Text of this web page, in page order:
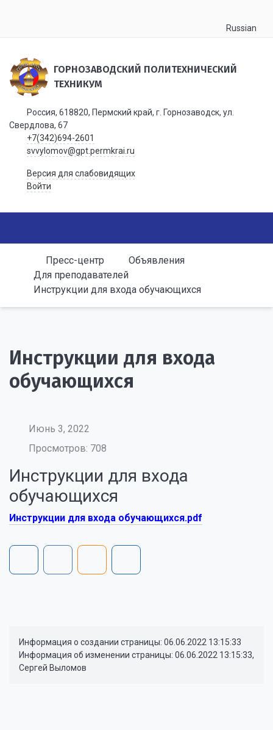
Russian
ГОРНОЗАВОДСКИЙ ПОЛИТЕХНИЧЕСКИЙ
ТЕХНИКУМ
Россия, 618820, Пермский край, г. Горнозаводск, ул.
Свердлова, 67
+7(342)694-2601
svvylomov@gpt.permkrai.ru
Версия для слабовидящих
Войти
Пресс-центр
Объявления
Для преподавателей
Инструкции для входа обучающихся
Инструкции для входа
обучающихся
Июнь 3, 2022
Просмотров: 708
Инструкции для входа
обучающихся
Инструкции для входа обучающихся.pdf
Информация о создании страницы: 06.06.2022 13:15:33
Информация об изменении страницы: 06.06.2022 13:15:33,
Сергей Выломов